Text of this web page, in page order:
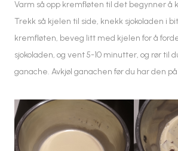
Varm så opp kremfløten til det begynner å
Trekk så kjelen til side, knekk sjokoladen i
kremfløten, beveg litt med kjelen for å
sjokoladen, og vent 5-10 minutter, og rør til
ganache. Avkjøl ganachen før du har den